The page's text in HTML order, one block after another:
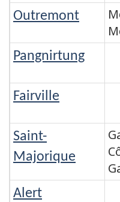
Outremont
Pangnirtung
Fairville
Saint-
Majorique
Alert